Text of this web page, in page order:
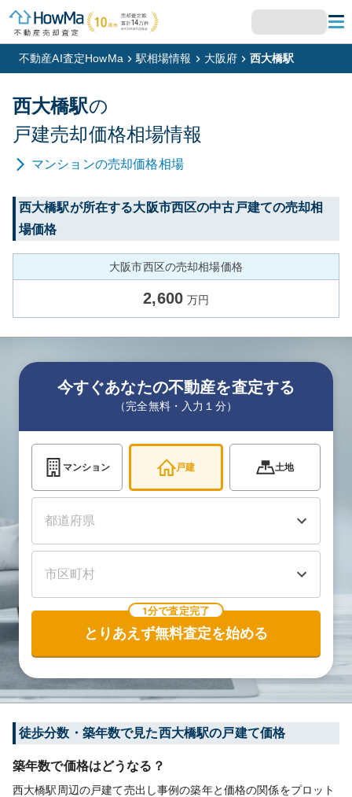
不動産AI査定HowMa 駅相場情報 大阪府 西大橋駅
西大橋駅の
戸建売却価格相場情報
マンションの売却価格相場
西大橋駅が所在する大阪市西区の中古戸建ての売却相
場価格
大阪市西区の売却相場価格
2,600 万円
今すぐあなたの不動産を査定する
（完全無料・入力１分）
マンション 戸建 土地
1分で査定完了
とりあえず無料査定を始める
徒歩分数・築年数で見た西大橋駅の戸建て価格
築年数で価格はどうなる？
西大橋駅周辺の戸建て売出し事例の築年と価格の関係をプロット